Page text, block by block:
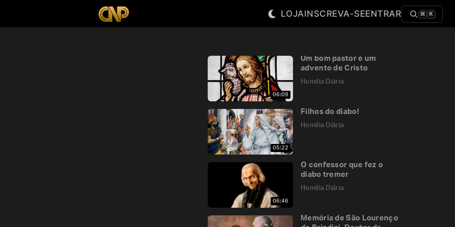
LOJAINSCREVA-SEENTRAR ⌘ K
06:09
Um bom pastor é um
advento de Cristo
Homilia Diária
05:22
Filhos do diabo!
Homilia Diária
06:46
O confessor que fez o
diabo tremer
Homilia Diária
Memória de São Lourenço